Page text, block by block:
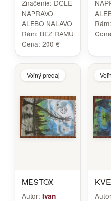
Značenie: DOLE
NAPRAVO
ALEBO NALAVO
Rám: BEZ RAMU
Cena: 200 €
Rám:
Voľný predaj
MESTOX
Autor: Ivan